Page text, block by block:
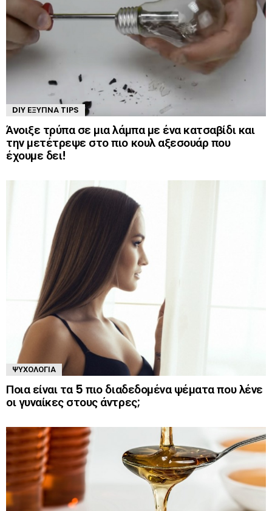
DIY ΈΞΥΠΝΑ TIPS
Άνοιξε τρύπα σε μια λάμπα με ένα κατσαβίδι και
την μετέτρεψε στο πιο κουλ αξεσουάρ που
έχουμε δει!
ΨΥΧΟΛΟΓΊΑ
Ποια είναι τα 5 πιο διαδεδομένα ψέματα που λένε
οι γυναίκες στους άντρες;